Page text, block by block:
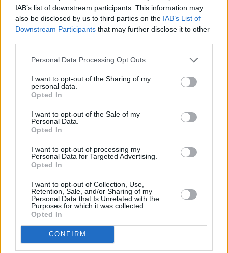
IAB’s list of downstream participants. This information may
also be disclosed by us to third parties on the IAB’s List of
Downstream Participants that may further disclose it to other
Personal Data Processing Opt Outs
I want to opt-out of the Sharing of my
personal data.
Opted In
I want to opt-out of the Sale of my
Personal Data.
Opted In
I want to opt-out of processing my
Personal Data for Targeted Advertising.
Opted In
I want to opt-out of Collection, Use,
Retention, Sale, and/or Sharing of my
Personal Data that Is Unrelated with the
Purposes for which it was collected.
Opted In
CONFIRM
αντικειμενική αξία του ακινήτουη οποία
συνήθως είναι χαμηλότερη από την πραγματική,
αγοραία αξία.
αγοραία αξία,γιατί έτσι θα πληρώσει
επιπλέον
φόρο μεταβίβασης και συμβολαιογραφικά
έξοδα.
αξία θα εξοφληθεί μέσω τράπεζας. Το υπόλοιπο
ποσό, πάνω από την αντικειμενική αξία, θα
εξοφληθεί με μετρητά, χωρίς να φαίνεται πουθενά
και χωρίς να μπορεί τα εντοπίσουν οι ελεγκτές της
Εφορίας ή της Αρχής για το ξέπλυμα χρήματος.